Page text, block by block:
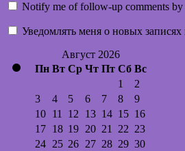
Notify me of follow-up comments by
Уведомлять меня о новых записях
Август 2026
Пн Вт Ср Чт Пт Сб Вс
1
2
3
4 5 6 7 8
9
10 11 12 13 14 15 16
17 18 19 20 21 22 23
24 25 26 27 28 29 30